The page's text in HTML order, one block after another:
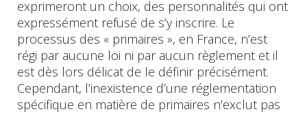
exprimeront un choix, des personnalités qui ont
expressément refusé de s’y inscrire. Le
processus des « primaires », en France, n’est
régi par aucune loi ni par aucun règlement et il
est dès lors délicat de le définir précisément.
Cependant, l’inexistence d’une réglementation
spécifique en matière de primaires n’exclut pas